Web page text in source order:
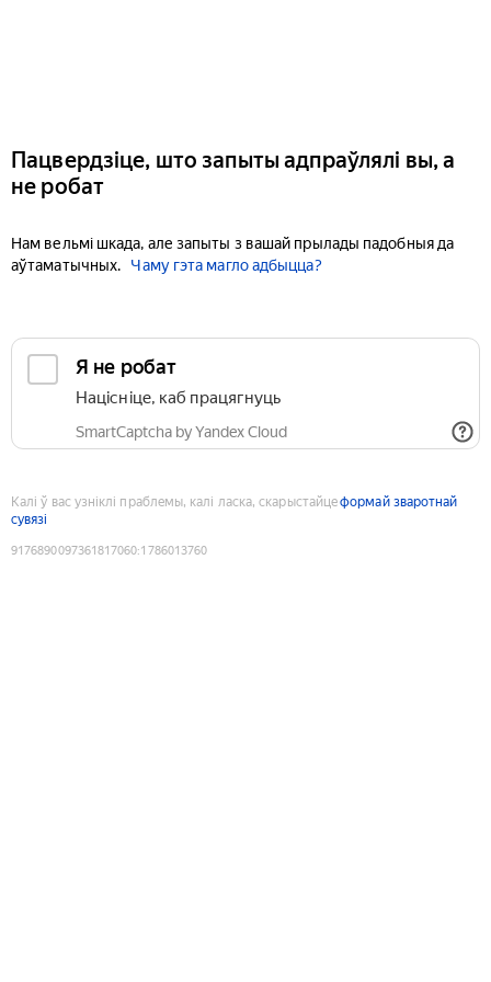
Пацвердзіце, што запыты адпраўлялі вы, а
не робат
Нам вельмі шкада, але запыты з вашай прылады падобныя да
аўтаматычных.
Чаму гэта магло адбыцца?
Я не робат
Націсніце, каб працягнуць
SmartCaptcha by Yandex Cloud
Калі ў вас узніклі праблемы, калі ласка, скарыстайцеформай зваротнай
сувязі
9176890097361817060:1786013760